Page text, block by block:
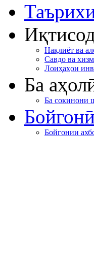
Нақлиёт ва
Савдо ва
Лоиҳаҳои
Ба
Ба сокинони
Бойгонӣ
Бойгонии